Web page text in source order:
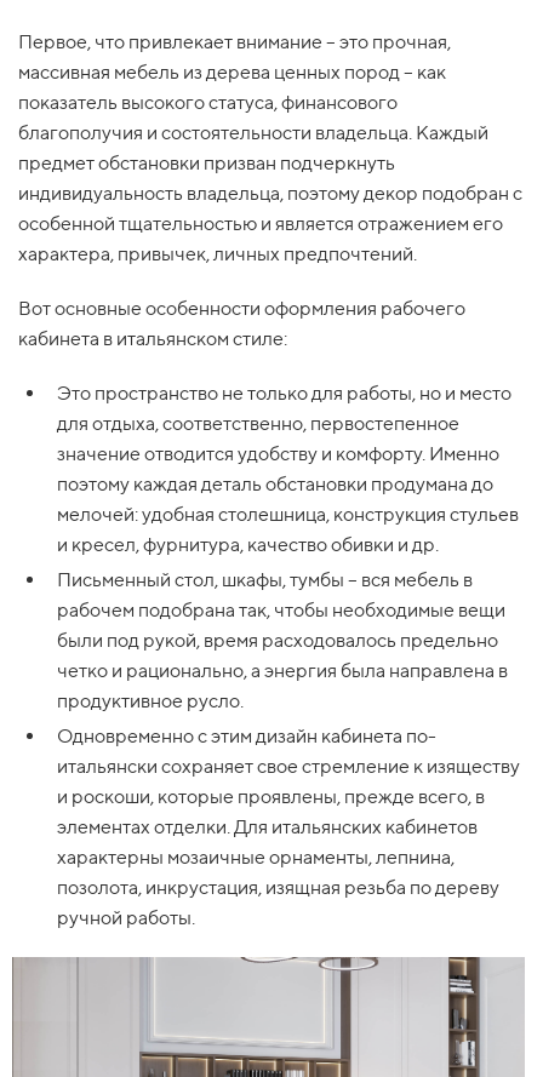
Первое, что привлекает внимание – это прочная,
массивная мебель из дерева ценных пород – как
показатель высокого статуса, финансового
благополучия и состоятельности владельца. Каждый
предмет обстановки призван подчеркнуть
индивидуальность владельца, поэтому декор подобран с
особенной тщательностью и является отражением его
характера, привычек, личных предпочтений.
Вот основные особенности оформления рабочего
кабинета в итальянском стиле:
Это пространство не только для работы, но и место
для отдыха, соответственно, первостепенное
значение отводится удобству и комфорту. Именно
поэтому каждая деталь обстановки продумана до
мелочей: удобная столешница, конструкция стульев
и кресел, фурнитура, качество обивки и др.
Письменный стол, шкафы, тумбы – вся мебель в
рабочем подобрана так, чтобы необходимые вещи
были под рукой, время расходовалось предельно
четко и рационально, а энергия была направлена в
продуктивное русло.
Одновременно с этим дизайн кабинета по-
итальянски сохраняет свое стремление к изяществу
и роскоши, которые проявлены, прежде всего, в
элементах отделки. Для итальянских кабинетов
характерны мозаичные орнаменты, лепнина,
позолота, инкрустация, изящная резьба по дереву
ручной работы.